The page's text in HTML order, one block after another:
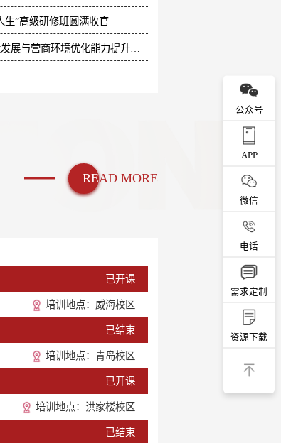
生”高级研修班圆满收官
READ MORE
已开课
培训地点：威海校区
已结束
培训地点：青岛校区
已开课
培训地点：洪家楼校区
已结束
公众号
APP
微信
电话
需求定制
资源下载